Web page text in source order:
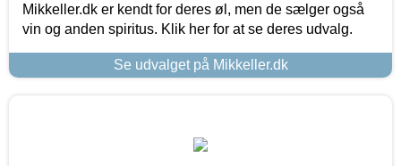
Mikkeller.dk er kendt for deres øl, men de sælger også
vin og anden spiritus. Klik her for at se deres udvalg.
Se udvalget på Mikkeller.dk